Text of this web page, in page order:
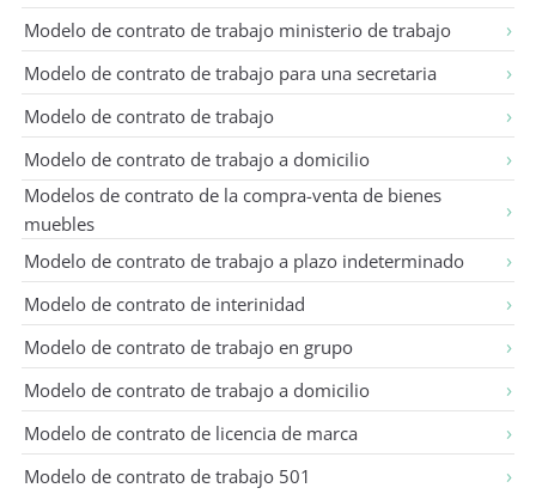
A Anónimo 11 de julio de 2025
M marcelo 22 de enero de 2026
me podrian enviar un modelo de contrato para
el cuidado canino y felino, gracias estare atto
cordialmente marcelo
Modelo de contrato de trabajo ministerio de trabajo
Modelo de contrato de trabajo para una secretaria
Modelo de contrato de trabajo
Modelo de contrato de trabajo a domicilio
Modelos de contrato de la compra-venta de bienes
muebles
Modelo de contrato de trabajo a plazo indeterminado
Modelo de contrato de interinidad
Modelo de contrato de trabajo en grupo
Modelo de contrato de trabajo a domicilio
Modelo de contrato de licencia de marca
Modelo de contrato de trabajo 501